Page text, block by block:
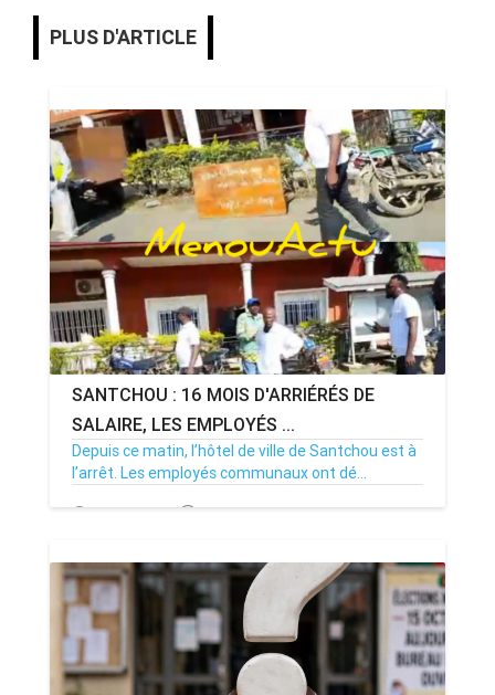
PLUS D'ARTICLE
SANTCHOU : 16 MOIS D'ARRIÉRÉS DE
SALAIRE, LES EMPLOYÉS ...
Depuis ce matin, l’hôtel de ville de Santchou est à
l’arrêt. Les employés communaux ont dé...
20/07/26 Par MenouActu 0